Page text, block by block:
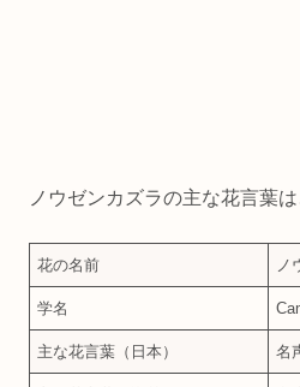
ノウゼンカズラの主な花言葉
花の名前 ノ
学名
主な花言葉（日本） 名